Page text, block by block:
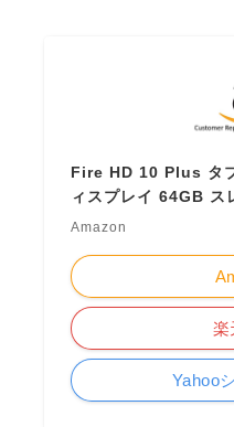
Fire HD 10 Plus タ
ィスプレイ 64GB ス
Amazon
楽
Yahoo